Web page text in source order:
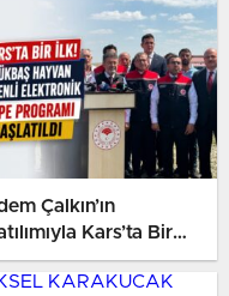
Çalkın’ın
Kars’ta Bir
Büyükbaş Hayvan
Elektronik Küpe